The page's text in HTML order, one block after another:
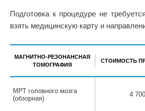
Подготовка к процедуре не
взять медицинскую карту и
МАГНИТНО-РЕЗОНАНСНАЯ
ТОМОГРАФИЯ
СТОИМОСТЬ
МРТ головного мозга
(обзорная)
4 700